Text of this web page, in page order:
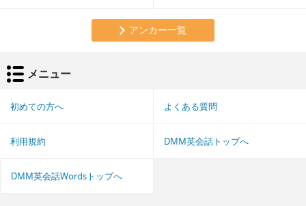
アンカー一覧
メニュー
初めての方へ よくある質問
利用規約 DMM英会話トップへ
DMM英会話Wordsトップへ